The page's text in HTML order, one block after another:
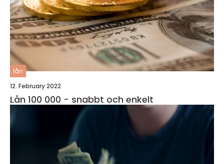
lån
12. February 2022
Lån 100 000 - snabbt och enkelt